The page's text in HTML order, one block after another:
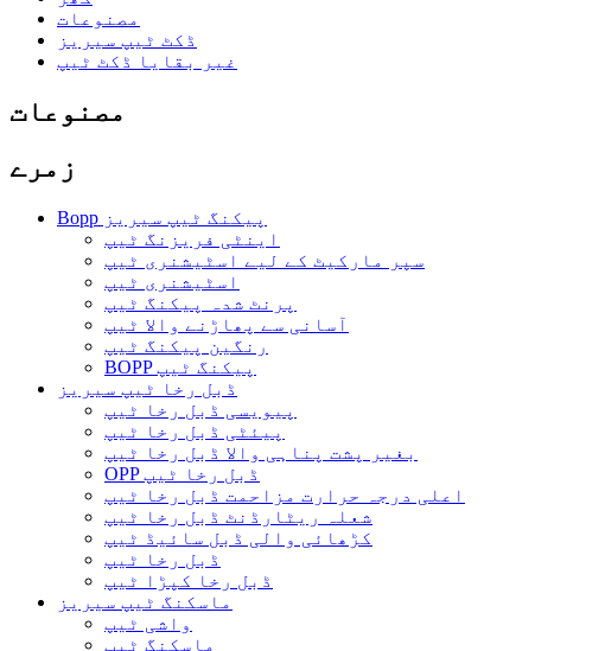
مصنوعات
ڈکٹ ٹیپ سیریز
غیر بقایا ڈکٹ ٹیپ
مصنوعات
زمرے
Bopp پیکنگ ٹیپ سیریز
اینٹی فریزنگ ٹیپ
سپر مارکیٹ کے لیے اسٹیشنری ٹیپ
اسٹیشنری ٹیپ
پرنٹ شدہ پیکنگ ٹیپ
آسانی سے پھاڑنے والا ٹیپ
رنگین پیکنگ ٹیپ
BOPP پیکنگ ٹیپ
ڈبل رخا ٹیپ سیریز
پیویسی ڈبل رخا ٹیپ
پیئٹی ڈبل رخا ٹیپ
بغیر پشت پناہی والا ڈبل ​​رخا ٹیپ
OPP ڈبل رخا ٹیپ
اعلی درجہ حرارت مزاحمت ڈبل رخا ٹیپ
شعلہ ریٹارڈنٹ ڈبل رخا ٹیپ
کڑھائی والی ڈبل سائیڈ ٹیپ
ڈبل رخا ٹیپ
ڈبل رخا کپڑا ٹیپ
ماسکنگ ٹیپ سیریز
واشی ٹیپ
ماسکنگ ٹیپ